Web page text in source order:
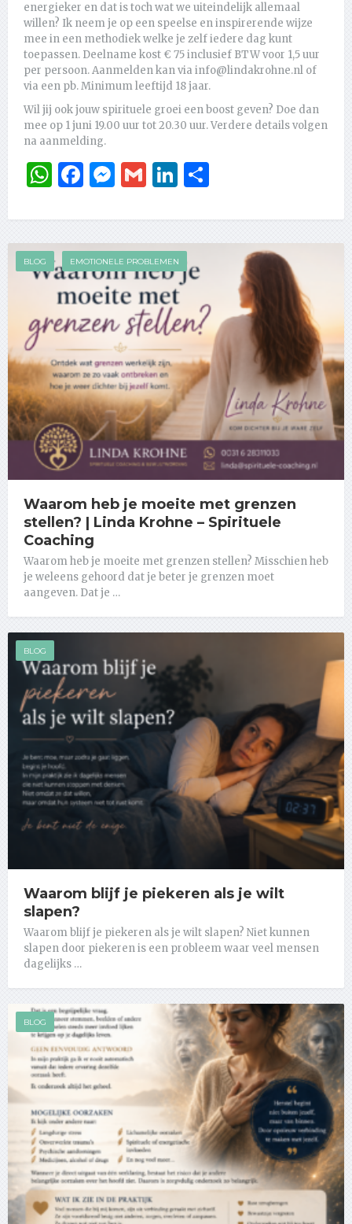
energieker en dat is toch wat we uiteindelijk allemaal
willen? Ik neem je op een speelse en inspirerende wijze
mee in een methodiek welke je zelf iedere dag kunt
toepassen. Deelname kost € 75 inclusief BTW voor 1,5 uur
per persoon. Aanmelden kan via info@lindakrohne.nl of
via een pb. Minimum leeftijd 18 jaar.
Wil jij ook jouw spirituele groei een boost geven? Doe dan
mee op 1 juni 19.00 uur tot 20.30 uur. Verdere details volgen
na aanmelding.
WhatsApp
Facebook
Messenger
GmailLinkedIn
BLOG EMOTIONELE PROBLEMEN
Waarom heb je moeite met grenzen
stellen? | Linda Krohne – Spirituele
Coaching
Waarom heb je moeite met grenzen stellen? Misschien heb
je weleens gehoord dat je beter je grenzen moet
aangeven. Dat je …
BLOG
Waarom blijf je piekeren als je wilt
slapen?
Waarom blijf je piekeren als je wilt slapen? Niet kunnen
slapen door piekeren is een probleem waar veel mensen
dagelijks …
BLOG